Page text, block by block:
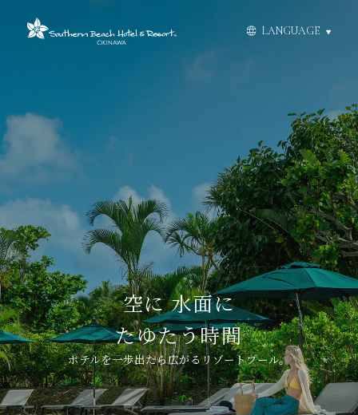
ップしてコンテンツに移動する LANGUAGE
すぐ先の海へ
空に 水面に
たゆたう時間
ホテルを一歩出たら広がるリゾートプール。
絶景が広がる
開放的な部屋
息をのむような
サンセットを
沖縄食材にこだわる
多彩なダイニング